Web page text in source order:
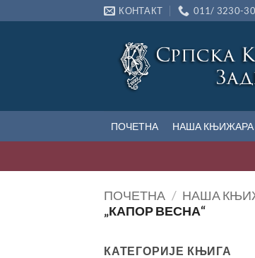
на
КОНТАКТ 011/ 3230-
ПОЧЕТНА НАША КЊИЖАРА
ПОЧЕТНА / НАША
„КАПОР ВЕСНА“
КАТЕГОРИЈЕ КЊИГА